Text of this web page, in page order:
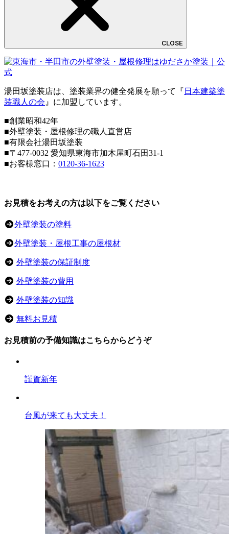
CLOSE
湯田坂塗装店は、塗装業界の健全発展を願って『 日本建築塗
装職人の会』に加盟しています。
■創業昭和42年
■外壁塗装・屋根修理の職人直営店
■有限会社湯田坂塗装
■〒 477-0032 愛知県東海市加木屋町石田31-1
■お客様窓口： 0120-36-1623
お見積をお考えの方は以下をご覧ください
外壁塗装の塗料
外壁塗装・屋根工事の屋根材
外壁塗装の保証制度
外壁塗装の費用
外壁塗装の知識
無料お見積
お見積前の予備知識はこちらからどうぞ
謹賀新年
台風が来ても大丈夫！